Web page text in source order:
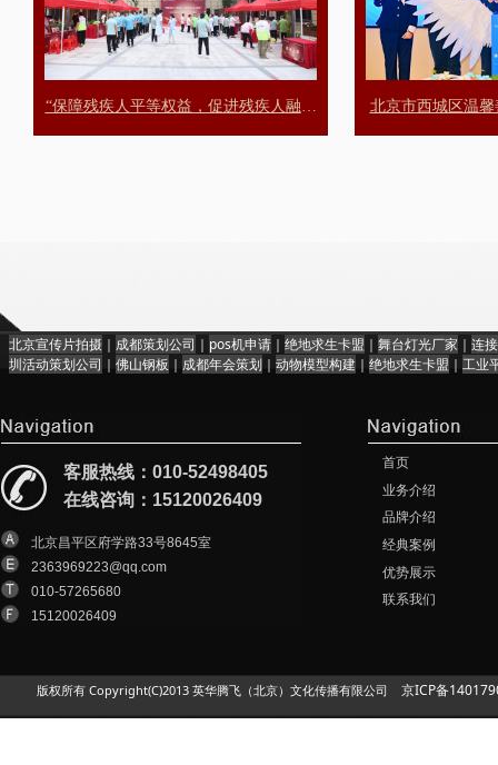
“保障残疾人平等权益，促进残疾人融合 北京市西城区温
客服热线：010-52498405
在线咨询：15120026409
北京昌平区府学路33号8645室
2363969223@qq.com
010-57265680
15120026409
首页
业务介绍
品牌介绍
经典案例
优势展示
联系我们
版权所有 Copyright(C)2013 英华腾飞（北京）文化传播有限公司 京ICP备
北京宣传片拍摄 ｜ 成都策划公司 ｜ pos机申请 ｜ 绝地求生卡盟 ｜ 舞台灯光厂家 ｜ 连
圳活动策划公司 ｜ 佛山钢板 ｜ 成都年会策划 ｜ 动物模型构建 ｜ 绝地求生卡盟 ｜ 工业